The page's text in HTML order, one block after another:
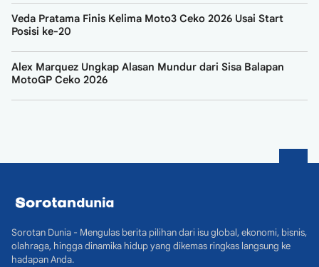
Veda Pratama Finis Kelima Moto3 Ceko 2026 Usai Start
Posisi ke-20
Alex Marquez Ungkap Alasan Mundur dari Sisa Balapan
MotoGP Ceko 2026
Sorotan Dunia - Mengulas berita pilihan dari isu global, ekonomi, bisnis,
olahraga, hingga dinamika hidup yang dikemas ringkas langsung ke
hadapan Anda.